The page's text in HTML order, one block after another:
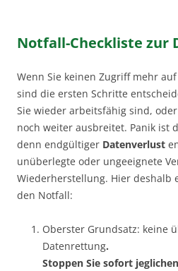
Notfall-Checkliste zur
Wenn Sie keinen Zugriff mehr
sind die ersten Schritte
Sie wieder arbeitsfähig sind,
noch weiter ausbreitet. Panik ist
denn endgültiger Datenverlust
unüberlegte oder ungeeignete
Wiederherstellung. Hier deshalb
den Notfall:
Oberster Grundsatz: keine
Datenrettung.
Stoppen Sie sofort